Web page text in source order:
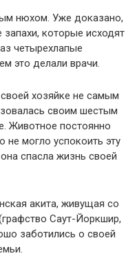
нюхом. Уже доказано,
запахи, которые исходят
четырехлапые
это делали врачи.
хозяйке не самым
своим шестым
Животное постоянно
не могло успокоить эту
спасла жизнь своей
акита, живущая со
Саут-Йоркшир,
заботились о своей